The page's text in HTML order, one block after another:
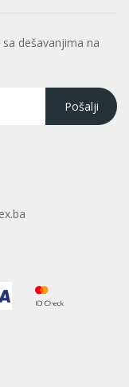
dešavanjima na